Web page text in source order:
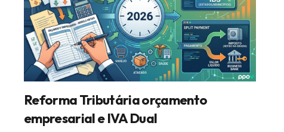
Reforma Tributária orçamento
empresarial e IVA Dual